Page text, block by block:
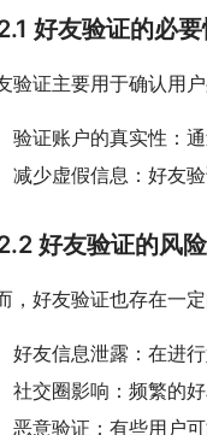
好友验证的必
验证主要用于确认用
验证账户的真实性：
减少虚假信息：好友
好友验证的风险
，好友验证也存在一
好友信息泄露：在进
社交圈影响：频繁的
恶意验证：有些用户